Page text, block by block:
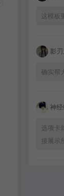
这模板
影刃
确实帮
神经
选项卡
接展示